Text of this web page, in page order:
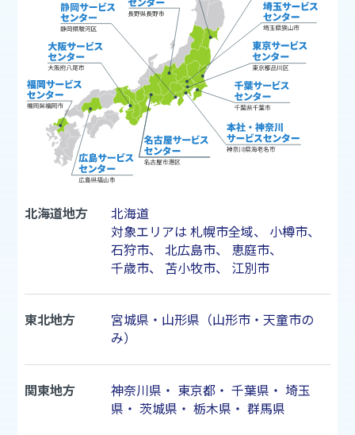
北海道地方
北海道
対象エリアは 札幌市全域、 小樽市、
石狩市、 北広島市、 恵庭市、
千歳市、 苫小牧市、 江別市
東北地方
宮城県・山形県（山形市・天童市の
み）
関東地方 神奈川県 ・ 東京都・ 千葉県 ・ 埼玉
県 ・ 茨城県 ・ 栃木県 ・ 群馬県